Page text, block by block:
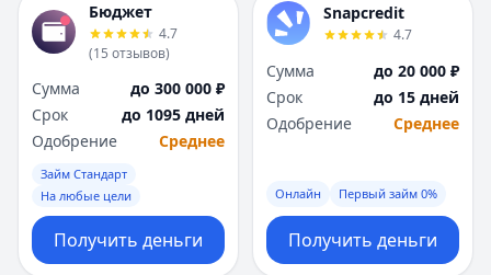
Бюджет
4.7
(15 отзывов)
Сумма
до 300 000 ₽
Срок
до 1095 дней
Одобрение
Среднее
Займ Стандарт
На любые цели
Получить деньги
Snapcredit
4.7
Сумма
до 20 000 ₽
Срок
до 15 дней
Одобрение
Среднее
Онлайн Первый займ 0%
Получить деньги